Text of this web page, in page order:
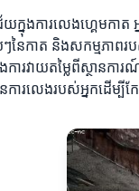
ងការលេងហ្គេមកាត អ្
នៃកាត និងសកម្មភាពរ
ការវាយតម្លៃពីស្ថានកា
ារលេងរបស់អ្នកដើម្បីក